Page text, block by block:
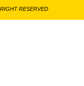
RESERVED